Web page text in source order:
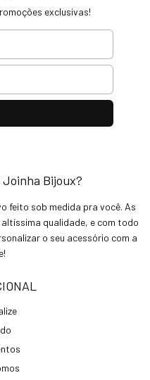
exclusivas!
Bijoux?
feito sob medida pra você. As
qualidade, e com todo
o seu acessório com a